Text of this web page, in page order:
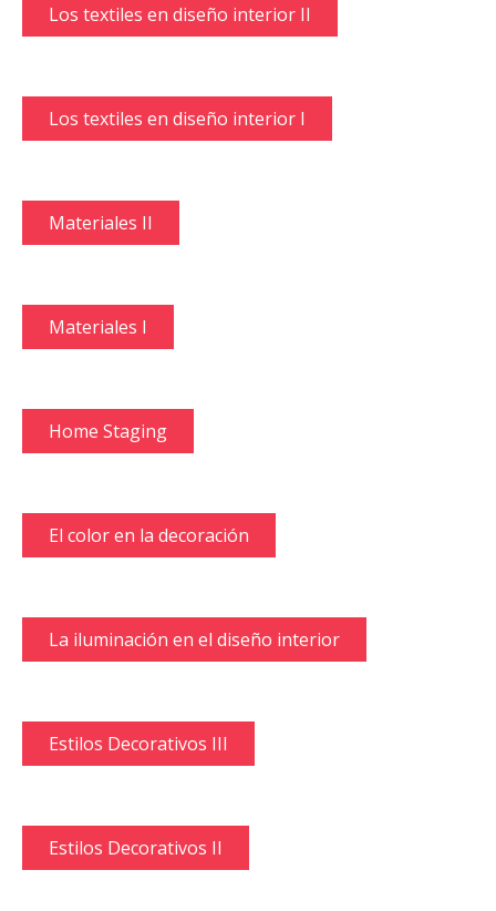
Los textiles en diseño interior II
Los textiles en diseño interior I
Materiales II
Materiales I
Home Staging
El color en la decoración
La iluminación en el diseño interior
Estilos Decorativos III
Estilos Decorativos II